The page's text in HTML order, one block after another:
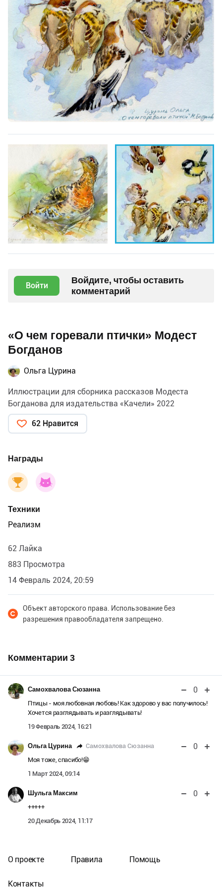
Войти
Войдите, чтобы оставить
комментарий
«О чем горевали птички» Модест
Богданов
Ольга Цурина
Иллюстрации для сборника рассказов Модеста
Богданова для издательства «Качели» 2022
62 Нравится
Награды
Техники
Реализм
62 Лайка
883 Просмотра
14 Февраль 2024, 20:59
Объект авторского права. Использование без
разрешения правообладателя запрещено.
Комментарии 3
Самохвалова Сюзанна 0
Птицы - моя любовная любовь! Как здорово у вас получилось!
Хочется разглядывать и разглядывать!
19 Февраль 2024, 16:21
Ольга Цурина Самохвалова Сюзанна 0
Моя тоже, спасибо!😁
1 Март 2024, 09:14
Шульга Максим 0
+++++
20 Декабрь 2024, 11:17
О проекте Правила Помощь
Контакты